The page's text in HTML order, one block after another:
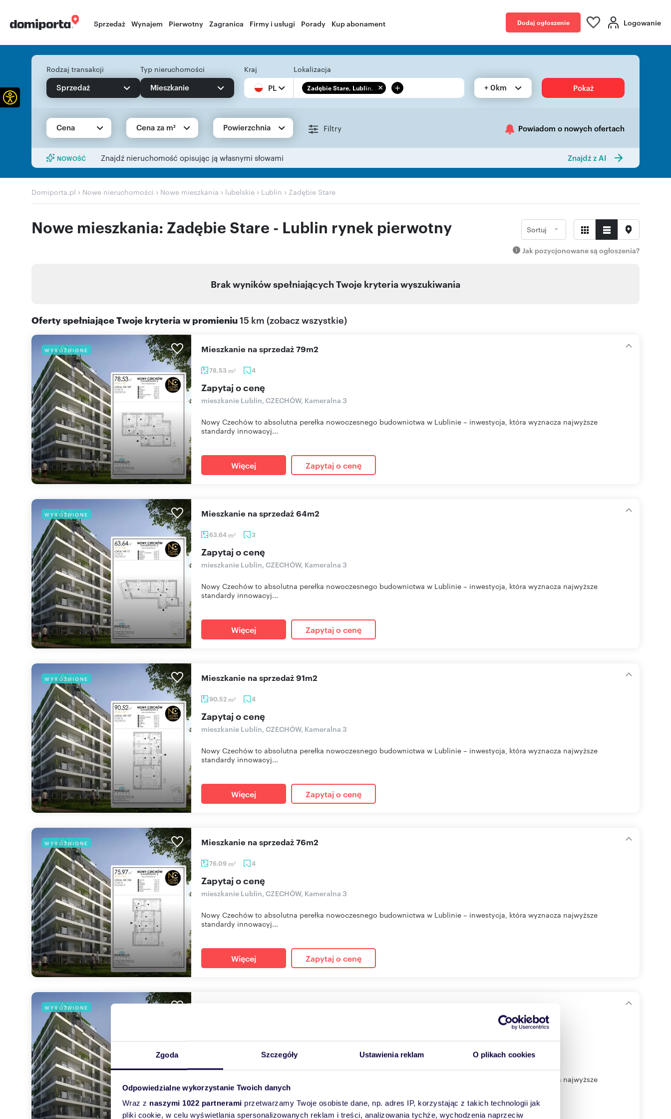
Zgoda Szczegóły Ustawienia reklam O plikach cookies
Odpowiedzialne wykorzystanie Twoich danych
Wraz z naszymi 1022 partnerami przetwarzamy Twoje osobiste dane, np. adres IP, korzystając z takich technologii jak
pliki cookie, w celu wyświetlania spersonalizowanych reklam i treści, analizowania tychże, wychodzenia naprzeciw
Sprzedaż Wynajem Pierwotny Zagranica Firmy i usługi Porady Kup abonament Dodaj ogłoszenie Logowanie
Rodzaj transakcji
Sprzedaż
Typ nieruchomości
Mieszkanie
Kraj
PL
Lokalizacja
Zadębie Stare, Lublin, ... + + 0km Pokaż
Cena Cena za m² Powierzchnia Filtry Powiadom o nowych ofertach
NOWOŚĆ Znajdź nieruchomość opisując ją własnymi słowami Znajdź z AI
Domiporta.pl › Nowe nieruchomości › Nowe mieszkania › lubelskie › Lublin › Zadębie Stare
Nowe mieszkania: Zadębie Stare - Lublin rynek pierwotny Sortuj
Jak pozycjonowane są ogłoszenia?
Brak wyników spełniających Twoje kryteria wyszukiwania
Oferty spełniające Twoje kryteria w promieniu15 km (zobacz wszystkie)
WYRÓŻNIONE
78,53 m2 4
mieszkanie na sprzedaż 79m2
Zapytaj o cenę
mieszkanie Lublin, CZECHÓW, Kameralna 3
Nowy Czechów to absolutna perełka nowoczesnego budownictwa w Lublinie – inwestycja, która wyznacza najwyższe
standardy innowacyj...
Więcej Zapytaj o cenę
WYRÓŻNIONE
63,64 m2 3
mieszkanie na sprzedaż 64m2
Zapytaj o cenę
mieszkanie Lublin, CZECHÓW, Kameralna 3
Nowy Czechów to absolutna perełka nowoczesnego budownictwa w Lublinie – inwestycja, która wyznacza najwyższe
standardy innowacyj...
Więcej Zapytaj o cenę
WYRÓŻNIONE
90,52 m2 4
mieszkanie na sprzedaż 91m2
Zapytaj o cenę
mieszkanie Lublin, CZECHÓW, Kameralna 3
Nowy Czechów to absolutna perełka nowoczesnego budownictwa w Lublinie – inwestycja, która wyznacza najwyższe
standardy innowacyj...
Więcej Zapytaj o cenę
WYRÓŻNIONE
76,09 m2 4
mieszkanie na sprzedaż 76m2
Zapytaj o cenę
mieszkanie Lublin, CZECHÓW, Kameralna 3
Nowy Czechów to absolutna perełka nowoczesnego budownictwa w Lublinie – inwestycja, która wyznacza najwyższe
standardy innowacyj...
Więcej Zapytaj o cenę
WYRÓŻNIONE
mieszkanie Lublin, CZECHÓW, Kameralna 3
Nowy Czechów to absolutna perełka nowoczesnego budownictwa w Lublinie – inwestycja, która wyznacza najwyższe
standardy innowacyj...
Otwórz pasek narzędzi